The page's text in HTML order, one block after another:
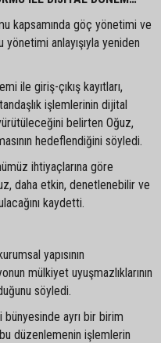
kapsamında göç yönetimi ve
anlayışıyla yeniden
ile giriş-çıkış kayıtları,
işlemlerinin dijital
belirten Oğuz,
hedeflendiğini söyledi.
ihtiyaçlarına göre
daha etkin, denetlenebilir ve
kaydetti.
yapısının
mülkiyet uyuşmazlıklarının
söyledi.
ayrı bir birim
bu düzenlemenin işlemlerin